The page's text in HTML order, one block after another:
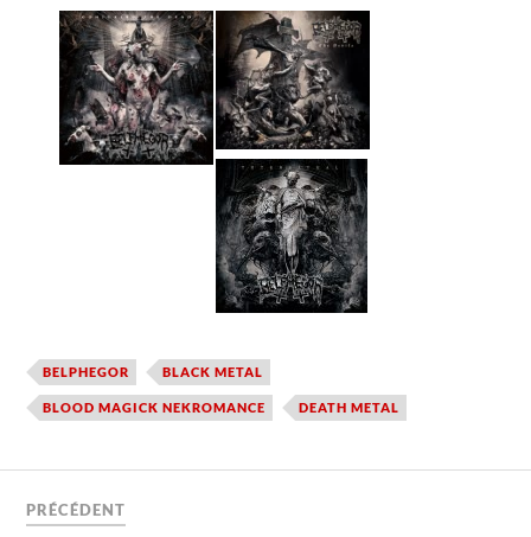
BELPHEGOR BLACK METAL
BLOOD MAGICK NEKROMANCE DEATH METAL
PRÉCÉDENT